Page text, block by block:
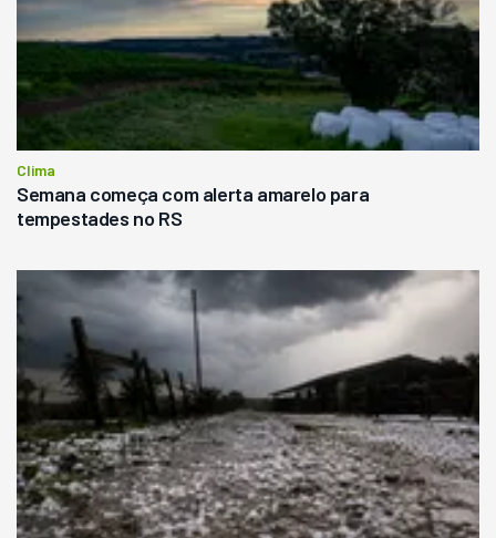
Clima
Semana começa com alerta amarelo para
tempestades no RS